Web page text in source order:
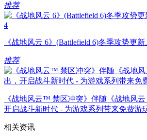
推荐
《战地风云 6》(Battlefield 6)冬季攻势更
推荐
《战地风云™ 禁区冲突》伴随《战地风云
开启战斗新时代 - 为游戏系列带来免费游
相关资讯